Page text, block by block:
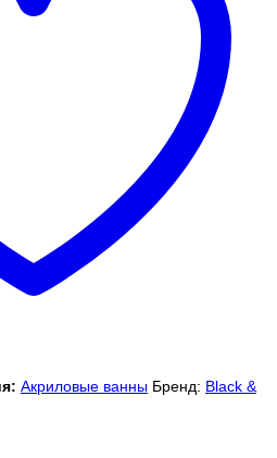
Акриловые ванны Бренд: Black &